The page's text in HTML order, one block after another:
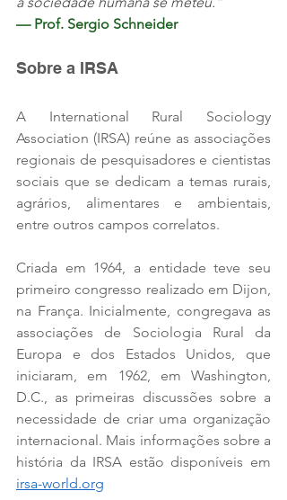
— Prof. Sergio Schneider
Sobre a IRSA
A International Rural Sociology
Association (IRSA) reúne as associações
regionais de pesquisadores e cientistas
sociais que se dedicam a temas rurais,
agrários, alimentares e ambientais,
entre outros campos correlatos.
Criada em 1964, a entidade teve seu
primeiro congresso realizado em Dijon,
na França. Inicialmente, congregava as
associações de Sociologia Rural da
Europa e dos Estados Unidos, que
iniciaram, em 1962, em Washington,
D.C., as primeiras discussões sobre a
necessidade de criar uma organização
internacional. Mais informações sobre a
irsa-world.org